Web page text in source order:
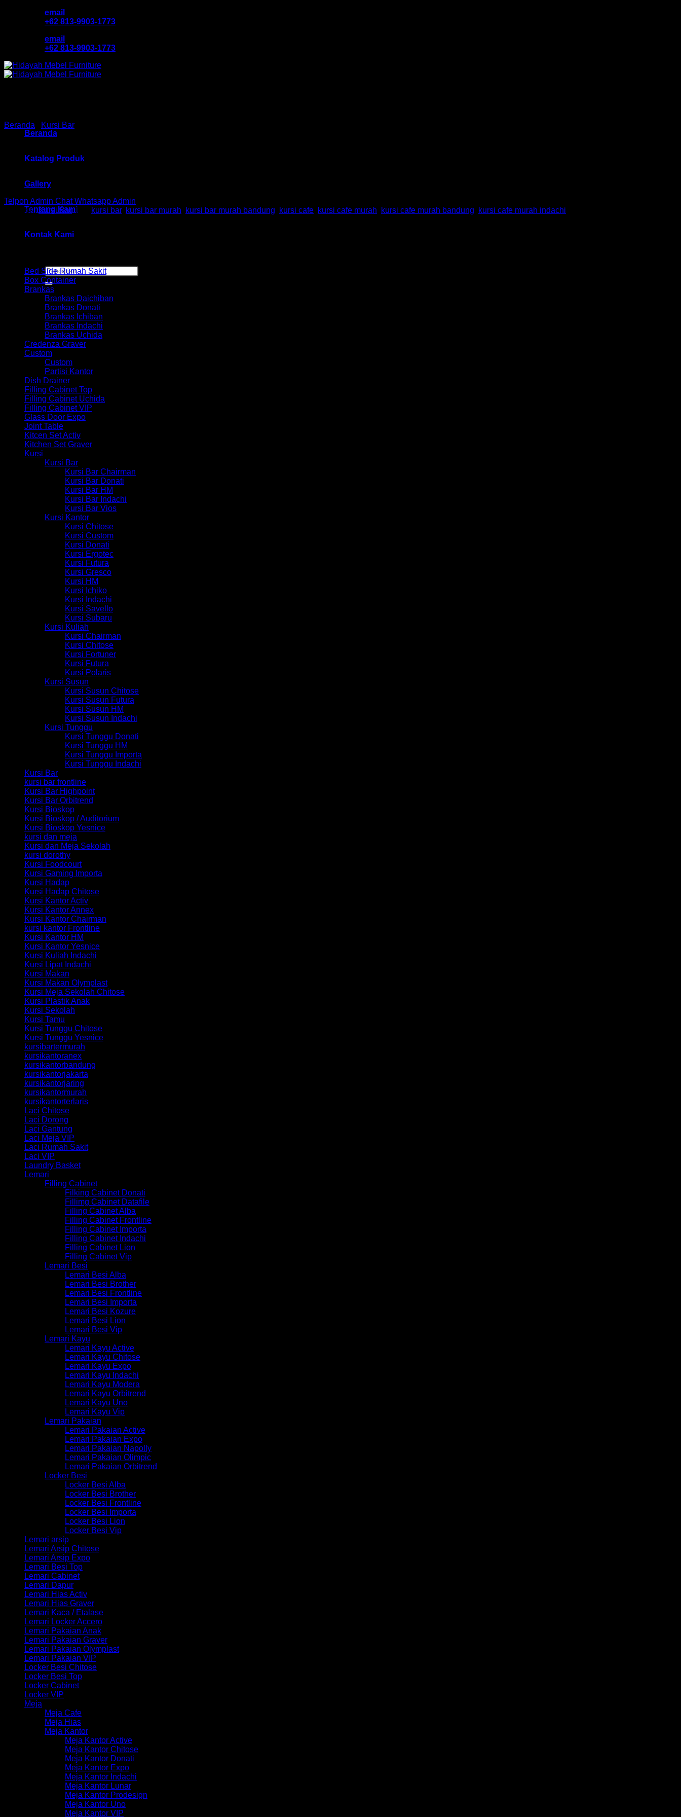
email
+62 813-9903-1773
email
+62 813-9903-1773
Beranda
Katalog Produk
Gallery
Tentang Kami
Kontak Kami
Pencarian
untuk:
Beranda Kursi Bar
Telpon Admin Chat Whatsapp Admin
Kategori:Kursi Bar Tag: kursi bar, kursi bar murah kursi bar murah bandung kursi cafe kursi cafe murah kursi cafe murah bandung kursi cafe murah indachi
Bed Side Rumah Sakit
Box Container
Brankas
Brankas Daichiban
Brankas Donati
Brankas Ichiban
Brankas Indachi
Brankas Uchida
Credenza Graver
Custom
Custom
Partisi Kantor
Dish Drainer
Filling Cabinet Top
Filling Cabinet Uchida
Filling Cabinet VIP
Glass Door Expo
Joint Table
Kitcen Set Activ
Kitchen Set Graver
Kursi
Kursi Bar
Kursi Bar Chairman
Kursi Bar Donati
Kursi Bar HM
Kursi Bar Indachi
Kursi Bar Vios
Kursi Kantor
Kursi Chitose
Kursi Custom
Kursi Donati
Kursi Ergotec
Kursi Futura
Kursi Gresco
Kursi HM
Kursi Ichiko
Kursi Indachi
Kursi Savello
Kursi Subaru
Kursi Kuliah
Kursi Chairman
Kursi Chitose
Kursi Fortuner
Kursi Futura
Kursi Polaris
Kursi Susun
Kursi Susun Chitose
Kursi Susun Futura
Kursi Susun HM
Kursi Susun Indachi
Kursi Tunggu
Kursi Tunggu Donati
Kursi Tunggu HM
Kursi Tunggu Importa
Kursi Tunggu Indachi
Kursi Bar
kursi bar frontline
Kursi Bar Highpoint
Kursi Bar Orbitrend
Kursi Bioskop
Kursi Bioskop / Auditorium
Kursi Bioskop Yesnice
kursi dan meja
Kursi dan Meja Sekolah
kursi dorothy
Kursi Foodcourt
Kursi Gaming Importa
Kursi Hadap
Kursi Hadap Chitose
Kursi Kantor Activ
Kursi Kantor Annex
Kursi Kantor Chairman
kursi kantor Frontline
Kursi Kantor HM
Kursi Kantor Yesnice
Kursi Kuliah Indachi
Kursi Lipat Indachi
Kursi Makan
Kursi Makan Olymplast
Kursi Meja Sekolah Chitose
Kursi Plastik Anak
Kursi Sekolah
Kursi Tamu
Kursi Tunggu Chitose
Kursi Tunggu Yesnice
kursibartermurah
kursikantoranex
kursikantorbandung
kursikantorjakarta
kursikantorjaring
kursikantormurah
kursikantorterlaris
Laci Chitose
Laci Dorong
Laci Gantung
Laci Meja VIP
Laci Rumah Sakit
Laci VIP
Laundry Basket
Lemari
Filling Cabinet
Filking Cabinet Donati
Fillimg Cabinet Datafile
Filling Cabinet Alba
Filling Cabinet Frontline
Filling Cabinet Importa
Filling Cabinet Indachi
Filling Cabinet Lion
Filling Cabinet Vip
Lemari Besi
Lemari Besi Alba
Lemari Besi Brother
Lemari Besi Frontline
Lemari Besi Importa
Lemari Besi Kozure
Lemari Besi Lion
Lemari Besi Vip
Lemari Kayu
Lemari Kayu Active
Lemari Kayu Chitose
Lemari Kayu Expo
Lemari Kayu Indachi
Lemari Kayu Modera
Lemari Kayu Orbitrend
Lemari Kayu Uno
Lemari Kayu Vip
Lemari Pakaian
Lemari Pakaian Active
Lemari Pakaian Expo
Lemari Pakaian Napolly
Lemari Pakaian Olimpic
Lemari Pakaian Orbitrend
Locker Besi
Locker Besi Alba
Locker Besi Brother
Locker Besi Frontline
Locker Besi Importa
Locker Besi Lion
Locker Besi Vip
Lemari arsip
Lemari Arsip Chitose
Lemari Arsip Expo
Lemari Besi Top
Lemari Cabinet
Lemari Dapur
Lemari Hias Activ
Lemari Hias Graver
Lemari Kaca / Etalase
Lemari Locker Accero
Lemari Pakaian Anak
Lemari Pakaian Graver
Lemari Pakaian Olymplast
Lemari Pakaian VIP
Locker Besi Chitose
Locker Besi Top
Locker Cabinet
Locker VIP
Meja
Meja Cafe
Meja Hias
Meja Kantor
Meja Kantor Active
Meja Kantor Chitose
Meja Kantor Donati
Meja Kantor Expo
Meja Kantor Indachi
Meja Kantor Lunar
Meja Kantor Prodesign
Meja Kantor Uno
Meja Kantor VIP